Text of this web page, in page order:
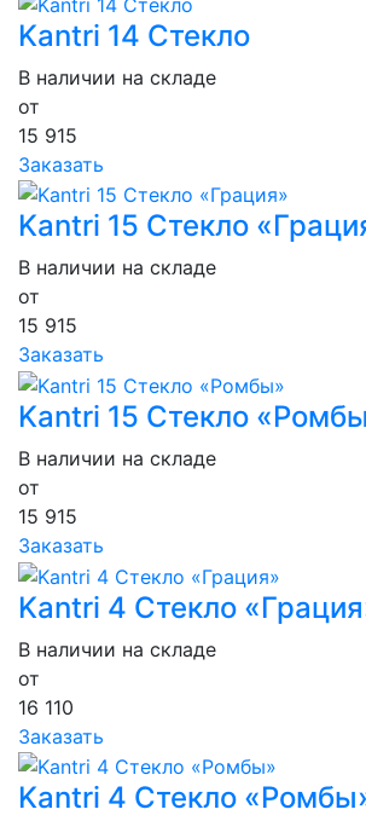
Kantri 14 Стекло
В наличии на складе
от
15 915
Заказать
Kantri 15 Стекло
В наличии на складе
от
15 915
Заказать
Kantri 15 Стекло
В наличии на складе
от
15 915
Заказать
Kantri 4 Стекло
В наличии на складе
от
16 110
Заказать
Kantri 4 Стекло